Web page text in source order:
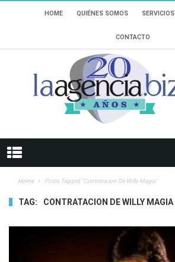
HOME QUIÉNES SOMOS SERVICIOS
CONTACTO
Home Posts Tagged "contratacion De Willy Magia"
TAG: CONTRATACION DE WILLY MAGIA